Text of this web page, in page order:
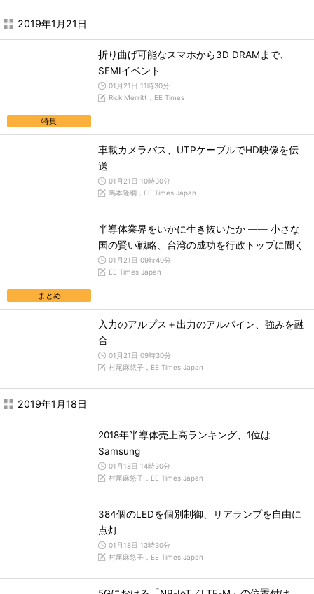
2019年1月21日
特集
折り曲げ可能なスマホから3D DRAMまで、
SEMIイベント
01月21日 11時30分
Rick Merritt，EE Times
車載カメラバス、UTPケーブルでHD映像を伝
送
01月21日 10時30分
馬本隆綱，EE Times Japan
まとめ
半導体業界をいかに生き抜いたか ―― 小さな
国の賢い戦略、台湾の成功を行政トップに聞く
01月21日 09時40分
EE Times Japan
入力のアルプス＋出力のアルパイン、強みを融
合
01月21日 09時30分
村尾麻悠子，EE Times Japan
2019年1月18日
2018年半導体売上高ランキング、1位は
Samsung
01月18日 14時30分
村尾麻悠子，EE Times Japan
384個のLEDを個別制御、リアランプを自由に
点灯
01月18日 13時30分
村尾麻悠子，EE Times Japan